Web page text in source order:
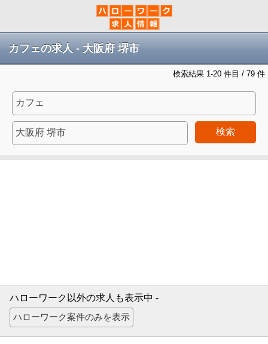
カフェの求人 - 大阪府 堺市
検索結果 1-20 件目 / 79 件
検索
ハローワーク以外の求人も表示中 -